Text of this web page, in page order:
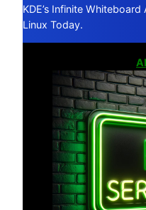
KDE’s Infinite
Linux Today.